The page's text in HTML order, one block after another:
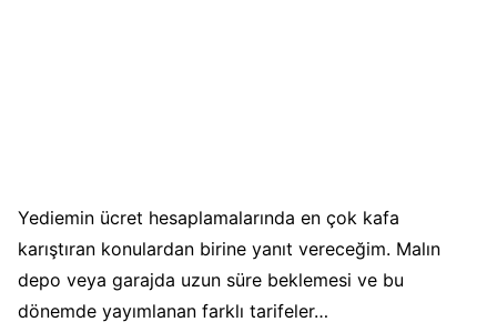
Yediemin ücret hesaplamalarında en çok kafa
karıştıran konulardan birine yanıt vereceğim. Malın
depo veya garajda uzun süre beklemesi ve bu
dönemde yayımlanan farklı tarifeler…